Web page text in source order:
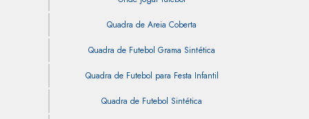
Quadra de Areia Coberta
Quadra de Futebol Grama Sintética
Quadra de Futebol para Festa Infantil
Quadra de Futebol Sintética